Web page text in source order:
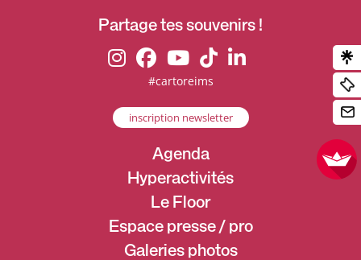
Partage tes souvenirs !
#cartoreims
inscription newsletter
Agenda
Hyperactivités
Le Floor
Espace presse / pro
Galeries photos